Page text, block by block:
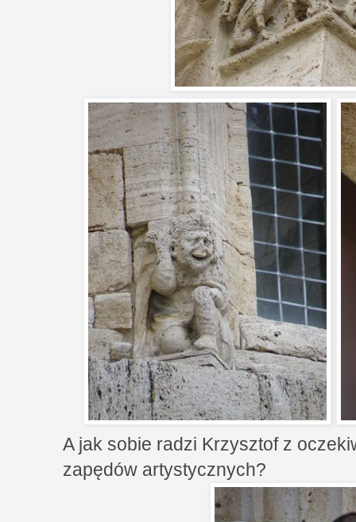
A jak sobie radzi Krzysztof z
zapędów artystycznych?